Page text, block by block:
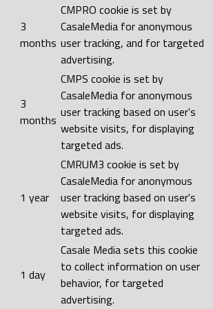
3
months
CMPRO cookie is set by
CasaleMedia for anonymous
user tracking, and for targeted
advertising.
3
months
CMPS cookie is set by
CasaleMedia for anonymous
user tracking based on user's
website visits, for displaying
targeted ads.
1 year
CMRUM3 cookie is set by
CasaleMedia for anonymous
user tracking based on user's
website visits, for displaying
targeted ads.
1 day
Casale Media sets this cookie
to collect information on user
behavior, for targeted
advertising.